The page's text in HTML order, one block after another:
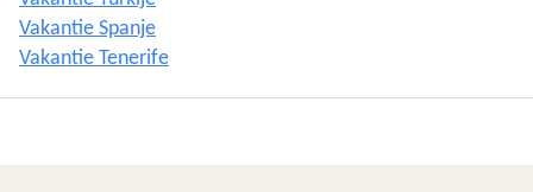
Vakantie Spanje
Vakantie Tenerife